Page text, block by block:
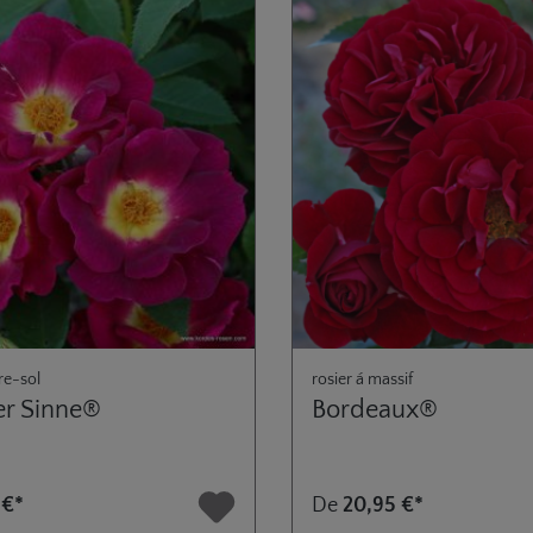
sol
Sinne®
rosier á massif
Bordeaux®
De 20,95 €*